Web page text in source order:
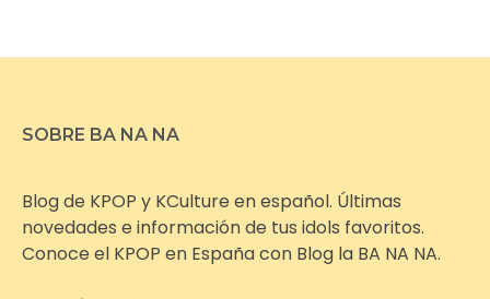
SOBRE BA NA NA
Blog de KPOP y KCulture en español. Últimas
novedades e información de tus idols favoritos.
Conoce el KPOP en España con Blog la BA NA NA.